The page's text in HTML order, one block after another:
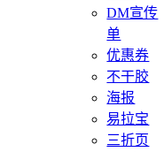
DM宣传
单
优惠券
不干胶
海报
易拉宝
三折页